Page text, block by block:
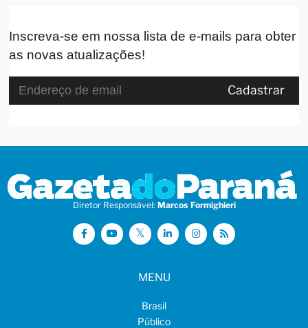
Inscreva-se em nossa lista de e-mails para obter
as novas atualizações!
Cadastrar
Diretor Responsável: Marcos Formighieri
MENU
Brasil
Público